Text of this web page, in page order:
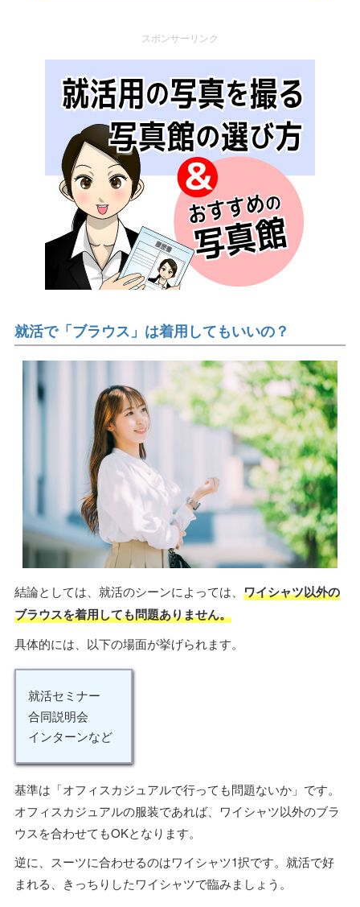
スポンサーリンク
就活で「ブラウス」は着用してもいいの？
結論としては、就活のシーンによっては、 ワイシャツ以外の
ブラウスを着用しても問題ありません。
具体的には、以下の場面が挙げられます。
就活セミナー
合同説明会
インターンなど
基準は「オフィスカジュアルで行っても問題ないか」です。
オフィスカジュアルの服装であれば、ワイシャツ以外のブラ
ウスを合わせてもOKとなります。
逆に、スーツに合わせるのはワイシャツ1択です。就活で好
まれる、きっちりしたワイシャツで臨みましょう。